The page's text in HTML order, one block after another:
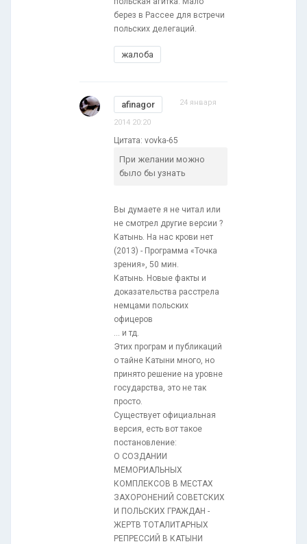
берез в Рассее для встречи
польских делегаций.
жалоба
afinagor 24 января
2014 20:20
Цитата: vovka-65
При желании можно
было бы узнать
Вы думаете я не читал или
не смотрел другие версии ?
Катынь. На нас крови нет
(2013) - Программа «Точка
зрения», 50 мин.
Катынь. Новые факты и
доказательства расстрела
немцами польских
офицеров
... и тд.
Этих програм и публикаций
о тайне Катыни много, но
принято решение на уровне
государства, это не так
просто.
Существует официальная
версия, есть вот такое
постановление:
О СОЗДАНИИ
МЕМОРИАЛЬНЫХ
КОМПЛЕКСОВ В МЕСТАХ
ЗАХОРОНЕНИЙ СОВЕТСКИХ
И ПОЛЬСКИХ ГРАЖДАН -
ЖЕРТВ ТОТАЛИТАРНЫХ
РЕПРЕССИЙ В КАТЫНИ